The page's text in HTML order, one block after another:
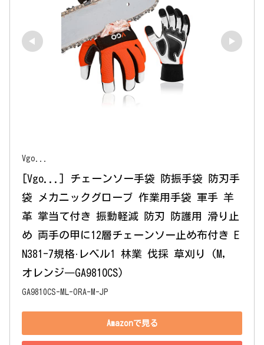
Vgo...
[Vgo...] チェーンソー手袋 防振手袋 防刃手
袋 メカニックグローブ 作業用手袋 軍手 羊
革 掌当て付き 振動軽減 防刃 防護用 滑り止
め 両手の甲に12層チェーンソー止め布付き E
N381-7規格·レベル1 林業 伐採 草刈り (M,
オレンジ―GA9810CS)
GA9810CS-ML-ORA-M-JP
Amazonで見る